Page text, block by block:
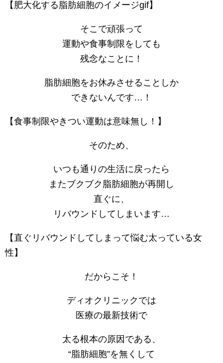
【肥大化する脂肪細胞のイメージgif】
そこで頑張って
運動や食事制限をしても
残念なことに！
脂肪細胞をお休みさせることしか
できないんです…！
【食事制限やきつい運動は意味無し！】
そのため、
いつも通りの生活に戻ったら
またブクブク脂肪細胞が再開し
直ぐに、
リバウンドしてしまいます…
【直ぐリバウンドしてしまって悩む太っている女
性】
だからこそ！
ディオクリニックでは
医療の最新技術で
太る根本の原因である、
“脂肪細胞”を無くして